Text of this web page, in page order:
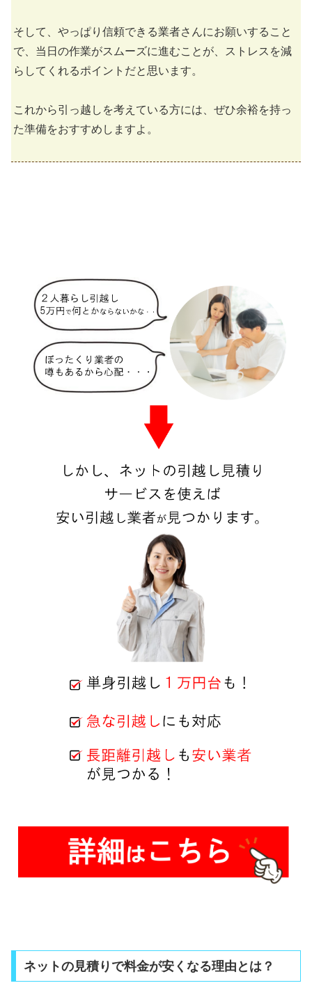
そして、やっぱり信頼できる業者さんにお願いすること
で、当日の作業がスムーズに進むことが、ストレスを減
らしてくれるポイントだと思います。
これから引っ越しを考えている方には、ぜひ余裕を持っ
た準備をおすすめしますよ。
ネットの見積りで料金が安くなる理由とは？